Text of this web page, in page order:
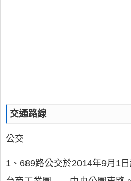
交通路線
公交
1、689路公交於2014年9月1